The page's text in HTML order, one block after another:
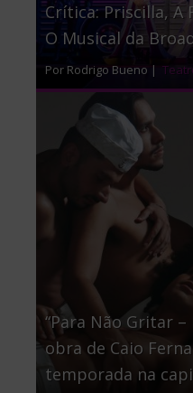
Crítica: Priscilla, A
O Musical da
Por Rodrigo Bueno |
“Para Não Gritar
obra de Caio
temporada na